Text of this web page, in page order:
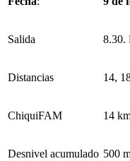
Salida 8.30.
Distancias 14,
ChiquiFAM 14
Desnivel acumulado 500